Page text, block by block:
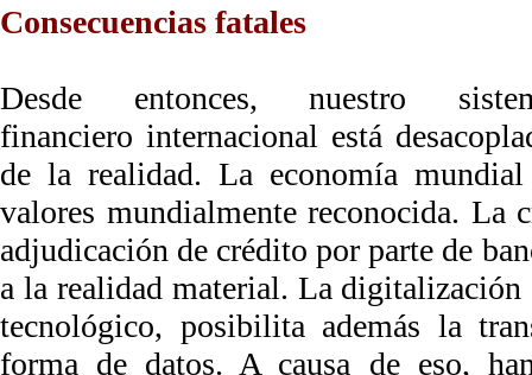
Consecuencias fatales
Desde entonces, nuestro
financiero internacional está
de la realidad. La economía
valores mundialmente reconocida. La
adjudicación de crédito por parte de
a la realidad material. La
tecnológico, posibilita además la
forma de datos. A causa de eso,